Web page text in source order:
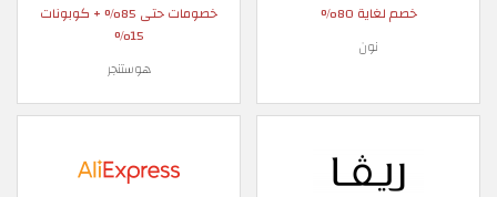
خصم لغاية 80%
نون
خصومات حتى 85% + كوبونات
15%
هوستنجر